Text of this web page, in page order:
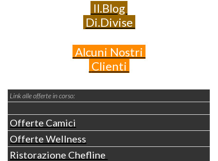
Il.Blog
Di.Divise
Alcuni Nostri
Clienti
Link alle offerte in corso:
Offerte Camici
Offerte Wellness
Ristorazione Chefline